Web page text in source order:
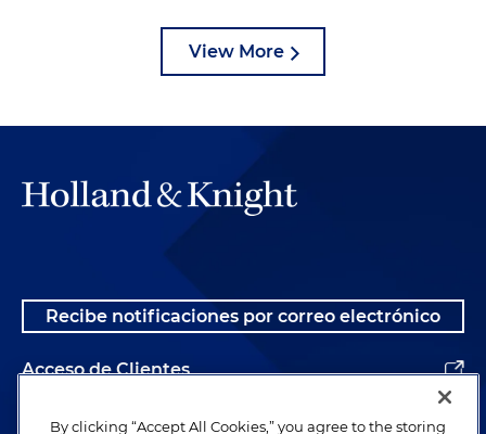
View More
Recibe notificaciones por correo electrónico
Acceso de Clientes
Alumnos
By clicking “Accept All Cookies,” you agree to the storing